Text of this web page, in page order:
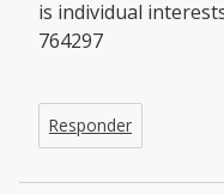
is individual
764297
Responder